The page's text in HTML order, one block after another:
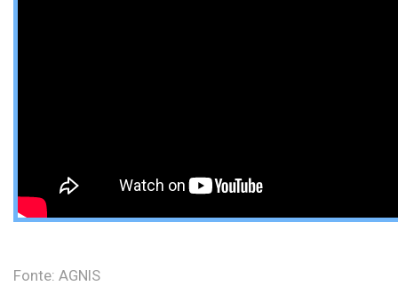
Fonte: AGNIS